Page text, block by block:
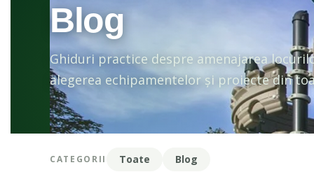
Blog
Ghiduri practice despre amenajarea
alegerea echipamentelor și proiecte din
CATEGORII Toate Blog